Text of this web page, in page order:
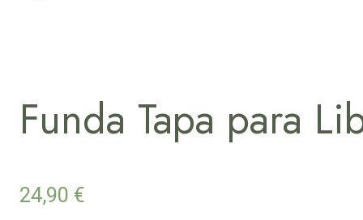
Funda Tapa para
24,90 €